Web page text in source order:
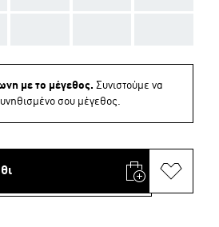
με το μέγεθος. Συνιστούμε να
σου μέγεθος.